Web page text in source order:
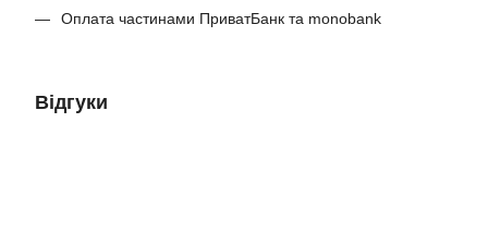
Оплата частинами ПриватБанк та monobank
Відгуки